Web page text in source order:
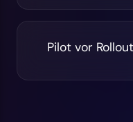
Pilot vor